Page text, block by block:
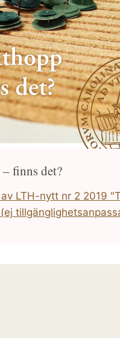
finns det?
LTH-nytt nr 2 2019